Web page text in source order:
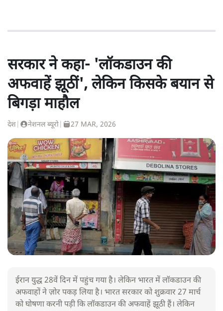
सरकार ने कहा- 'लॉकडाउन की
अफवाहें झूठीं', लेकिन किसके बयान से
बिगड़ा माहौल
देश नेशनल ब्यूरो 27 MAR, 2026
ईरान युद्ध 28वें दिन में पहुंच गया है। लेकिन भारत में लॉकडाउन की
अफवाहों ने ज़ोर पकड़ लिया है। भारत सरकार को शुक्रवार 27 मार्च
को घोषणा करनी पड़ी कि लॉकडाउन की अफवाहें झूठी हैं। लेकिन